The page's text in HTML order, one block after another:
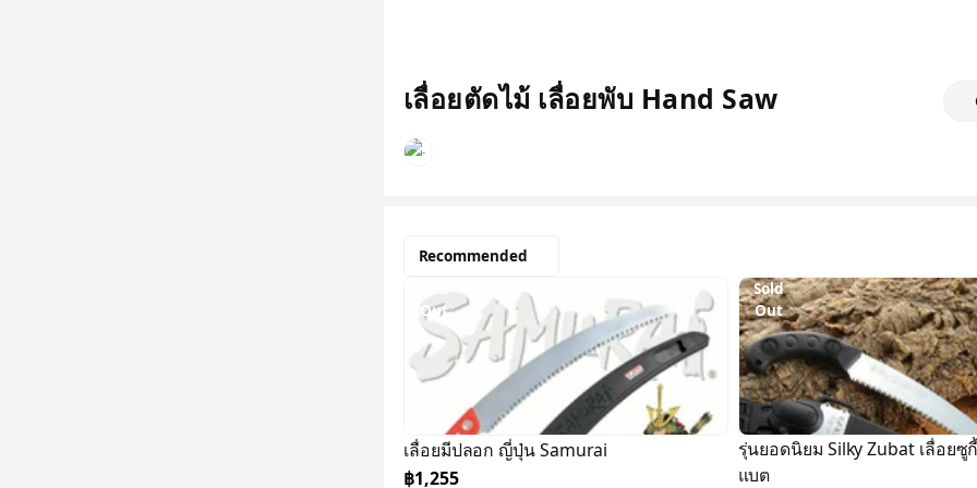
เลื่อยตัดไม้ เลื่อยพับ Hand Saw
Recommended
Out
เลื่อยมีปลอก ญี่ปุ่น Samurai
฿1,255
Sold
Out
รุ่นยอดนิยม Silky Zubat เลื่อยซู
แบต